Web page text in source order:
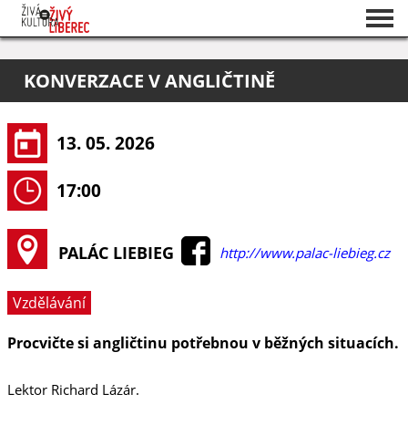
O projektu
Pořadatelé
KONVERZACE V ANGLIČTINĚ
13. 05. 2026
17:00
PALÁC LIEBIEG http://www.palac-liebieg.cz
Vzdělávání
Procvičte si angličtinu potřebnou v běžných situacích.
Lektor Richard Lázár.